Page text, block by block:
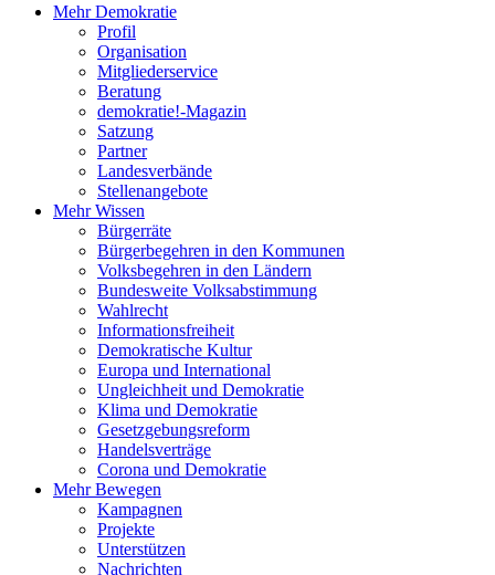
Mehr Demokratie
Profil
Organisation
Mitgliederservice
Beratung
demokratie!-Magazin
Satzung
Partner
Landesverbände
Stellenangebote
Mehr Wissen
Bürgerräte
Bürgerbegehren in den Kommunen
Volksbegehren in den Ländern
Bundesweite Volksabstimmung
Wahlrecht
Informationsfreiheit
Demokratische Kultur
Europa und International
Ungleichheit und Demokratie
Klima und Demokratie
Gesetzgebungsreform
Handelsverträge
Corona und Demokratie
Mehr Bewegen
Kampagnen
Projekte
Unterstützen
Nachrichten